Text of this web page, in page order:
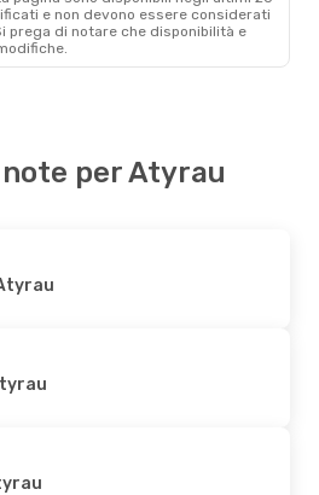
e non devono essere considerati
prega di notare che disponibilità e
per Atyrau